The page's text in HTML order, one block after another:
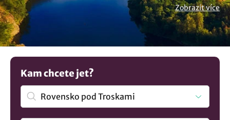
všelijaká dechberoucí místa, neboli amazing places. Každý
okamžik bude plný magie a neopakovatelných zážitků.
Vyberte si úžasné ubytování a připravte se na
dobrodružství. Nenalezli jste to pravé? Objevte další
možnostiubytování v lokalitě Rovensko pod Troskami..
Zobrazit více
Kam chcete jet?